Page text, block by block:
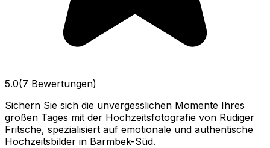
5.0(7 Bewertungen)
Sichern Sie sich die unvergesslichen Momente Ihres
großen Tages mit der Hochzeitsfotografie von Rüdiger
Fritsche, spezialisiert auf emotionale und authentische
Hochzeitsbilder in Barmbek-Süd.